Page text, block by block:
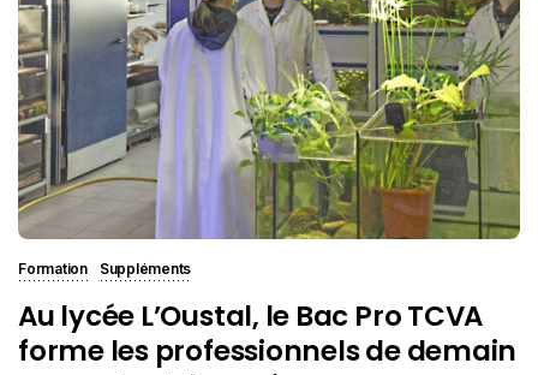
Formation Suppléments
Au lycée L’Oustal, le Bac Pro TCVA
forme les professionnels de demain